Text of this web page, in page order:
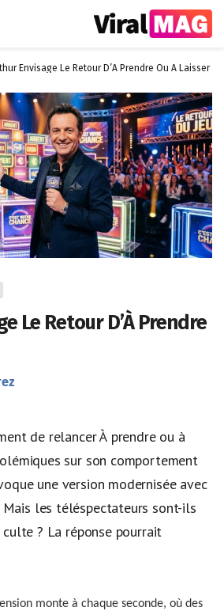
Envisage Le Retour D’À Prendre Ou À Laisser
Le Retour D’À Prendre
de relancer À prendre ou à
sur son comportement
une version modernisée avec
Mais les téléspectateurs sont-ils
? La réponse pourrait
monte à chaque seconde, où des